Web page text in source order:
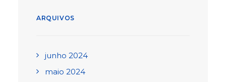
ARQUIVOS
junho 2024
maio 2024